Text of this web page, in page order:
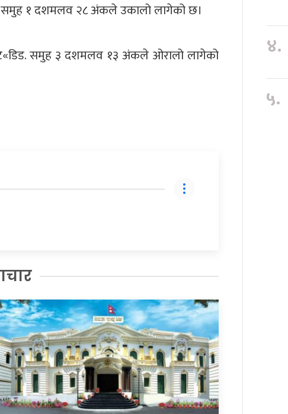
१ दशमलव २८ अंकले उकालो लागेको छ।
समुह ३ दशमलव १३ अंकले ओरालो लागेको
४.
५.